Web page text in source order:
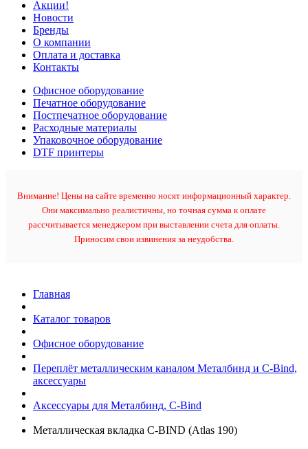
Акции!
Новости
Бренды
О компании
Оплата и доставка
Контакты
Офисное оборудование
Печатное оборудование
Постпечатное оборудование
Расходные материалы
Упаковочное оборудование
DTF принтеры
Внимание! Цены на сайте временно носят информационный характер.
Они максимально реалистичны, но точная сумма к оплате
рассчитывается менеджером при выставлении счета для оплаты.
Приносим свои извинения за неудобства.
Главная
Каталог товаров
Офисное оборудование
Переплёт металлическим каналом Металбинд и C-Bind,
аксессуары
Аксессуары для Металбинд, C-Bind
Металлическая вкладка C-BIND (Atlas 190)